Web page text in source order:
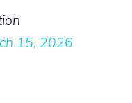
15, 2026